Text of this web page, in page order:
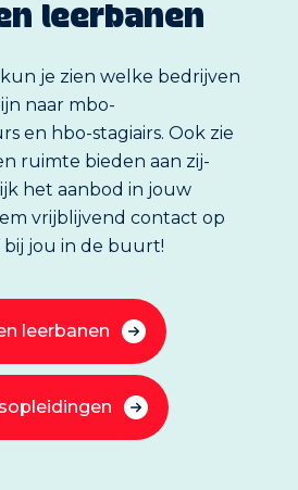
leerbanen
je zien welke bedrijven
naar mbo-
en hbo-stagiairs. Ook zie
ruimte bieden aan zij-
het aanbod in jouw
vrijblijvend contact op
jou in de buurt!
leerbanen